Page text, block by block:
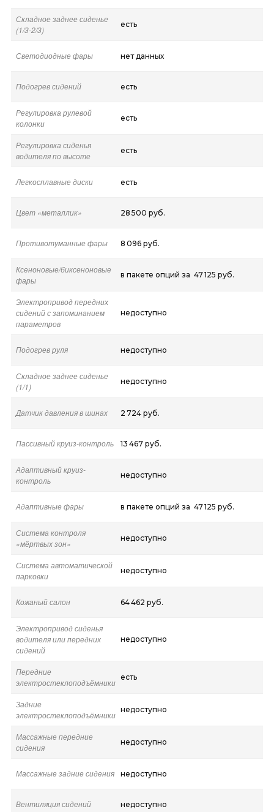
Складное заднее сиденье
(1/3-2/3)
есть
Светодиодные фары нет данных
Подогрев сидений есть
Регулировка рулевой
колонки
есть
Регулировка сиденья
водителя по высоте
есть
Легкосплавные диски есть
Цвет «металлик» 28 500 руб.
Противотуманные фары 8 096 руб.
Ксеноновые/биксеноновые
фары
в пакете опций за 47 125 руб.
Электропривод передних
сидений с запоминанием
параметров
недоступно
Подогрев руля недоступно
Складное заднее сиденье
(1/1)
недоступно
Датчик давления в шинах 2 724 руб.
Пассивный круиз-контроль 13 467 руб.
Адаптивный круиз-
контроль
недоступно
Адаптивные фары в пакете опций за 47 125 руб.
Система контроля
«мёртвых зон»
недоступно
Система автоматической
парковки
недоступно
Кожаный салон 64 462 руб.
Электропривод сиденья
водителя или передних
сидений
недоступно
Передние
электростеклоподъёмники
есть
Задние
электростеклоподъёмники
недоступно
Массажные передние
сидения
недоступно
Массажные задние сидения недоступно
Вентиляция сидений недоступно